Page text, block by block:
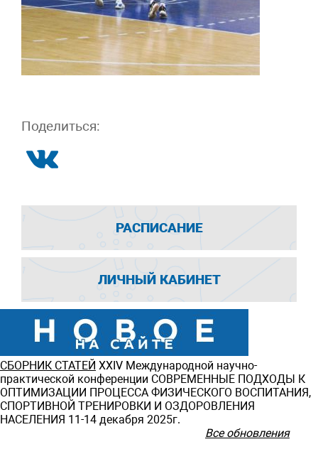
Поделиться:
РАСПИСАНИЕ
ЛИЧНЫЙ КАБИНЕТ
СБОРНИК СТАТЕЙ ХXIV Международной научно-
практической конференции СОВРЕМЕННЫЕ ПОДХОДЫ К
ОПТИМИЗАЦИИ ПРОЦЕССА ФИЗИЧЕСКОГО ВОСПИТАНИЯ,
СПОРТИВНОЙ ТРЕНИРОВКИ И ОЗДОРОВЛЕНИЯ
НАСЕЛЕНИЯ 11-14 декабря 2025г.
Все обновления